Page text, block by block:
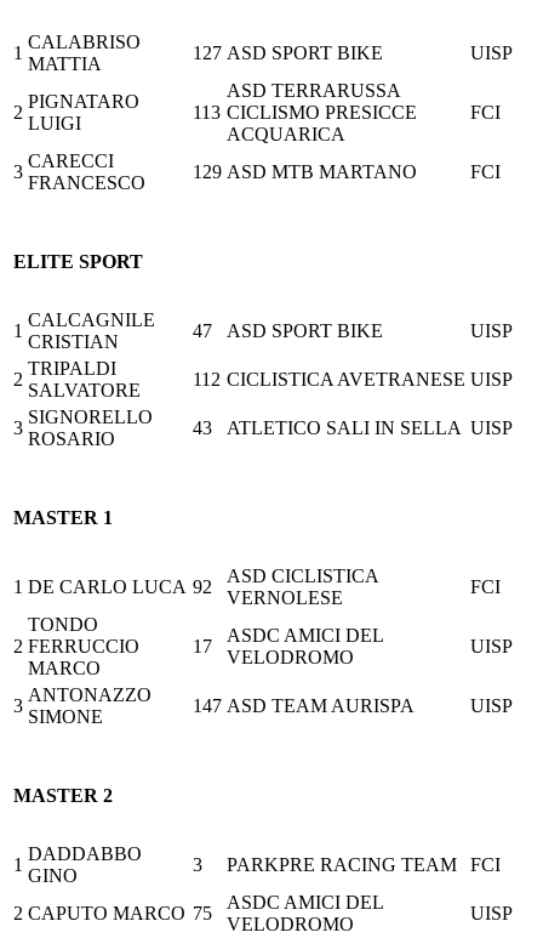
1
CALABRISO
MATTIA
127 ASD SPORT BIKE UISP
2
PIGNATARO
LUIGI
113
ASD TERRARUSSA
CICLISMO PRESICCE
ACQUARICA
FCI
3
CARECCI
FRANCESCO
129 ASD MTB MARTANO FCI
ELITE SPORT
1
CALCAGNILE
CRISTIAN
47 ASD SPORT BIKE UISP
2
TRIPALDI
SALVATORE
112 CICLISTICA AVETRANESE UISP
3
SIGNORELLO
ROSARIO
43 ATLETICO SALI IN SELLA UISP
MASTER 1
1 DE CARLO LUCA 92
ASD CICLISTICA
VERNOLESE
FCI
2
TONDO
FERRUCCIO
MARCO
17
ASDC AMICI DEL
VELODROMO
UISP
3
ANTONAZZO
SIMONE
147 ASD TEAM AURISPA UISP
MASTER 2
1
DADDABBO
GINO
3 PARKPRE RACING TEAM FCI
2 CAPUTO MARCO 75
ASDC AMICI DEL
VELODROMO
UISP